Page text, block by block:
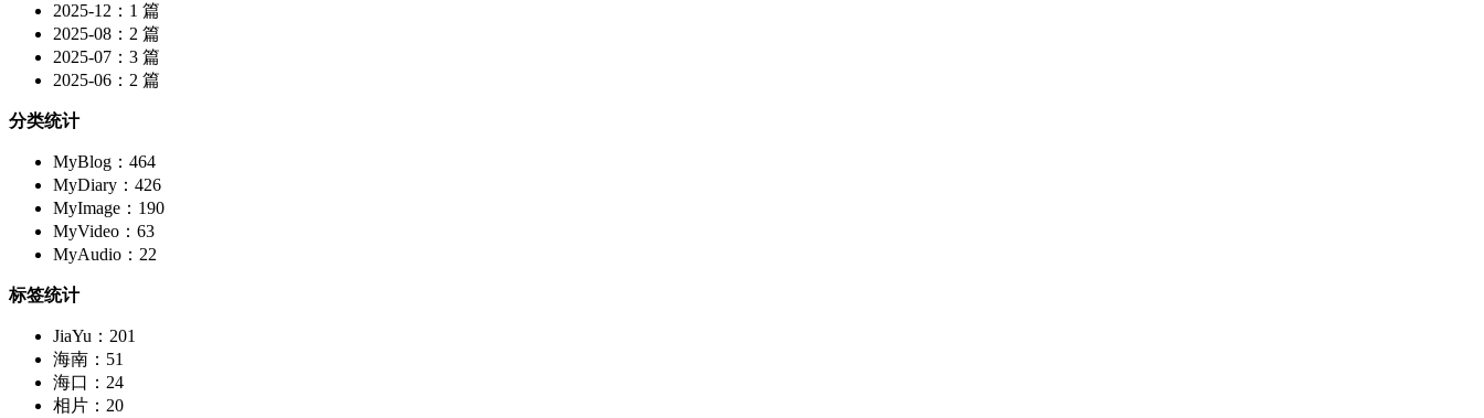
2025-12：1 篇
2025-08：2 篇
2025-07：3 篇
2025-06：2 篇
分类统计
MyBlog：464
MyDiary：426
MyImage：190
MyVideo：63
MyAudio：22
标签统计
JiaYu：201
海南：51
海口：24
相片：20